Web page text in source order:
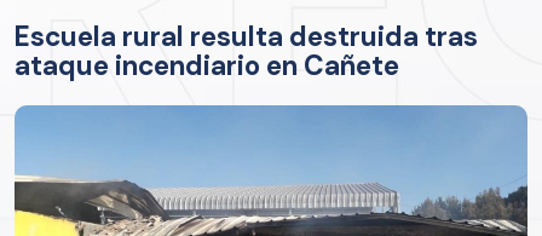
Escuela rural resulta destruida tras
ataque incendiario en Cañete